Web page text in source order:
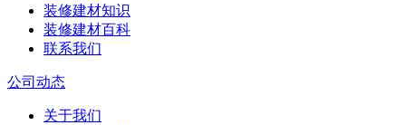
装修建材知识
装修建材百科
联系我们
公司动态
关于我们